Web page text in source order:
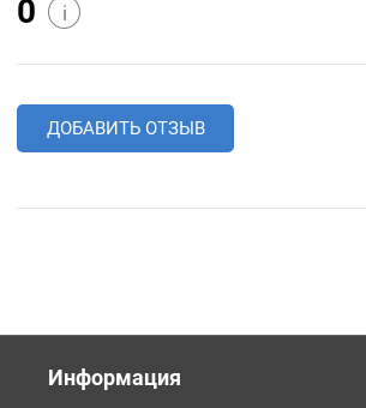
0 i
ДОБАВИТЬ ОТЗЫВ
Информация